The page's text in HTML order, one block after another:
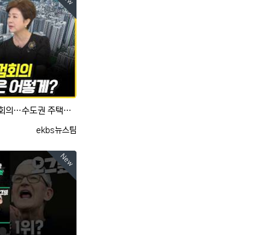
[사사건건] 연일 부동산정책 점검회의…수도권 주택공급은 어떻게? (이동학, 정옥임)
등록자
ekbs뉴스팀
New